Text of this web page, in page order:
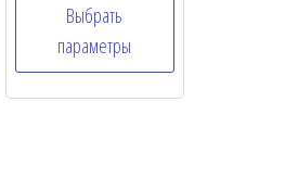
f
Выбрать
параметры